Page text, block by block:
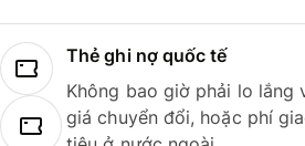
Thẻ ghi nợ quốc tế
Không bao giờ phải lo lắng
giá chuyển đổi, hoặc phí